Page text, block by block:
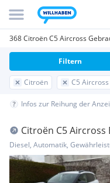
368 Citroën C5 Aircross
Citroën C5 Aircross
Filtern
Infos zur Reihung der
Citroën C5 Aircross
Shine
Diesel, Automatik,